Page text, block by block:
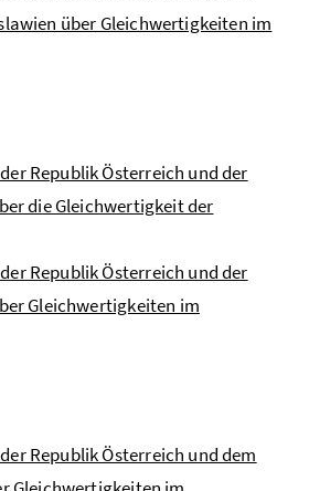
über Gleichwertigkeiten im
Republik Österreich und der
die Gleichwertigkeit der
Republik Österreich und der
Gleichwertigkeiten im
Republik Österreich und dem